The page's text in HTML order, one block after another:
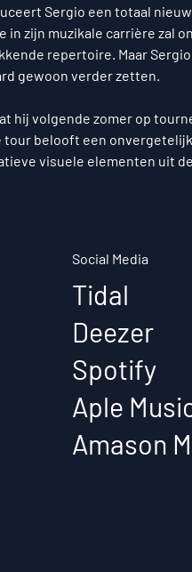
Sergio een totaal
in zijn muzikale carrière zal
repertoire. Maar
gewoon verder zetten.
hij volgende zomer op
tour belooft een
visuele elementen uit
Social Media
Tidal
Deezer
Spotify
Aple
Amason